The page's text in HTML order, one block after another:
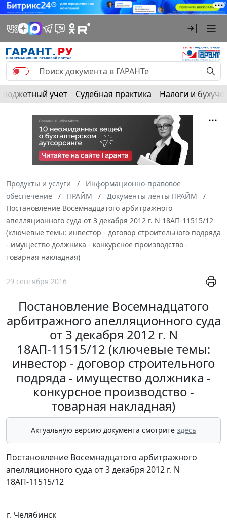
Бюджетный учет Судебная практика Налоги и
Продукты и услуги
Информационно-правовое
обеспечение
ПРАЙМ
Документы ленты ПРАЙМ
Постановление Восемнадцатого арбитражного
апелляционного суда от 3 декабря 2012 г. N 18АП-11515/12
(ключевые темы: инвестор - договор строительного подряда
- имущество должника - конкурсное производство -
товарная накладная)
29 сентября 2016
Постановление Восемнадцатого
арбитражного апелляционного суда
от 3 декабря 2012 г. N
18АП-11515/12 (ключевые темы:
инвестор - договор строительного
подряда - имущество должника -
конкурсное производство -
товарная накладная)
Актуальную версию документа смотрите здесь
Постановление Восемнадцатого арбитражного
апелляционного суда от 3 декабря 2012 г. N
18АП-11515/12
г. Челябинск